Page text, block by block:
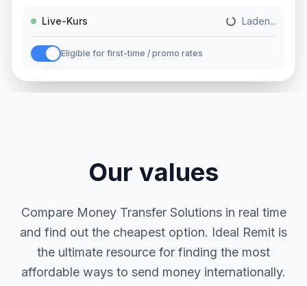
Live-Kurs Laden...
Eligible for first-time / promo rates
Our values
Compare Money Transfer Solutions in real time
and find out the cheapest option. Ideal Remit is
the ultimate resource for finding the most
affordable ways to send money internationally.